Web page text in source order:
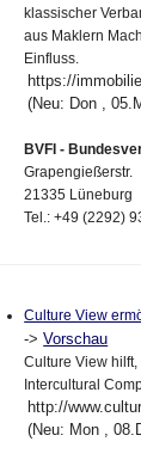
klassischer
aus Maklern
Einfluss.
https://
(Neu: Don ,
BVFI -
Grapengießerstr.
21335 Lüneburg
Tel.: +49 (2292)
Culture View
->Vorschau
Culture View
Intercultural
http://
(Neu: Mon ,